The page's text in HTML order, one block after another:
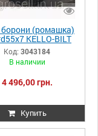
(ромашка)
KELLO-BILT
3043184
Код: 3043184
В наличии
4 496,00 грн.
Купить